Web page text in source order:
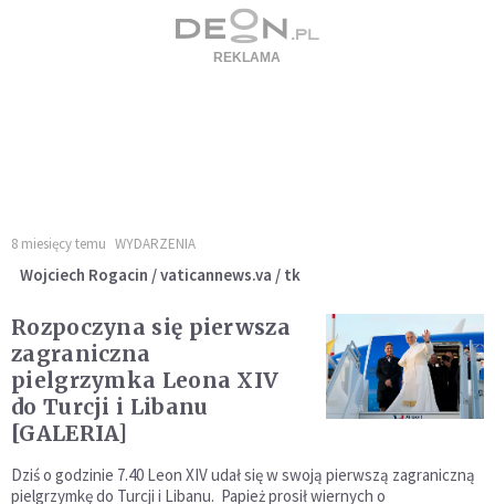
8 miesięcy temu WYDARZENIA
Wojciech Rogacin / vaticannews.va / tk
Rozpoczyna się pierwsza
zagraniczna
pielgrzymka Leona XIV
do Turcji i Libanu
[GALERIA]
Dziś o godzinie 7.40 Leon XIV udał się w swoją pierwszą zagraniczną
pielgrzymkę do Turcji i Libanu. Papież prosił wiernych o